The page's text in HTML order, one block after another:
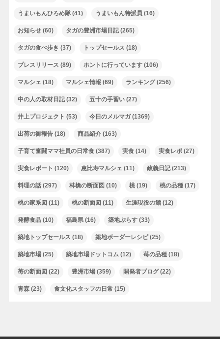
うまいもんひろめ隊(41) うまいもん特派員 (16)
お知らせ(60) タガの豊洲市場日記(265)
タガの食べ歩き (37) トップセールス (18)
プレスリリース (89) ホントに行っています(106)
マルシェ (18) マルシェ情報 (69) ランキング(256)
中の人の取材日記(32) 五十の手習い(27)
井上プロジェクト (53) 今日のメルマガ(1369)
出荷の御報告(18) 商品紹介(163)
子育て奮闘ママ社員の日常食(387) 実食(14) 実食レポ(27)
実食レポート (120) 恵比寿マルシェ (11) 政義日記(213)
料理の話(297) 林檎の断面図 (10) 桃(19) 桃の品種(17)
桃の家系図 (11) 桃の断面図 (11) 生涯現役の館(12)
発酵食品(10) 福島県(16) 築地ぷらす(33)
築地トップセールス (18) 築地ボーダーレシピ(25)
築地市場(25) 築地市場ドットコム (12) 苺の品種(18)
苺の断面図 (22) 豊洲市場(359) 開発者ブログ(22)
青森(23) 食文化スタッフの日常 (15)